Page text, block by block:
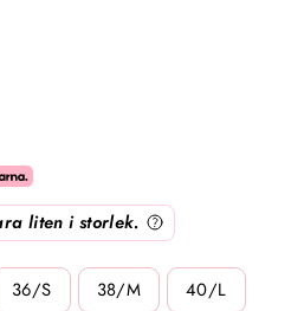
liten i storlek.
36/S 38/M
40/L